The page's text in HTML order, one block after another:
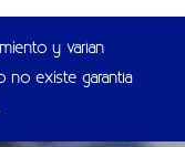
y varían
no existe garantía